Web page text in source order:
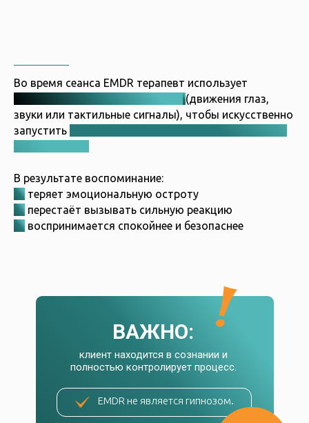
Во время сеанса EMDR терапевт использует
(движения глаз,
звуки или тактильные сигналы), чтобы искусственно
запустить
В результате воспоминание:
► теряет эмоциональную остроту
► перестаёт вызывать сильную реакцию
► воспринимается спокойнее и безопаснее
клиент находится в сознании и
полностью контролирует процесс.
ВАЖНО:
EMDR не является гипнозом.